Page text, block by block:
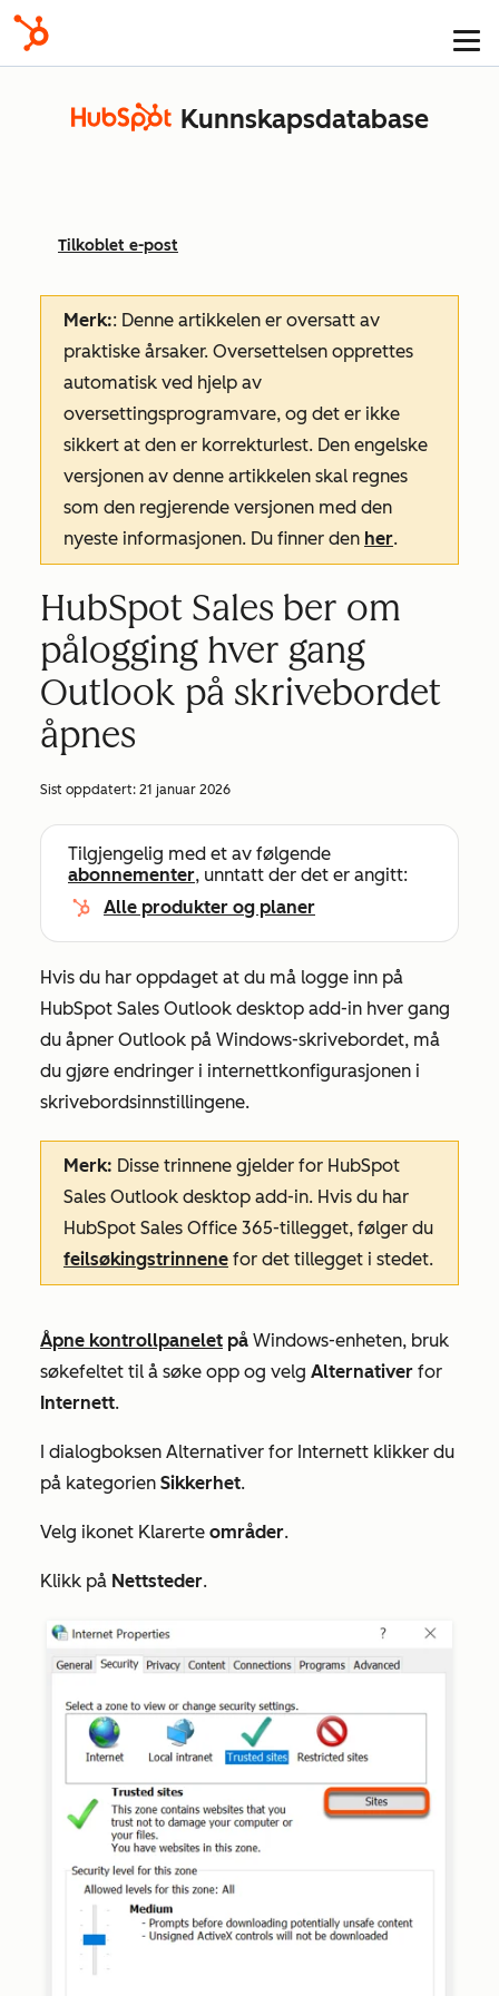
Kunnskapsdatabase
Tilkoblet e-post
Merk:: Denne artikkelen er oversatt av
praktiske årsaker. Oversettelsen opprettes
automatisk ved hjelp av
oversettingsprogramvare, og det er ikke
sikkert at den er korrekturlest. Den engelske
versjonen av denne artikkelen skal regnes
som den regjerende versjonen med den
nyeste informasjonen. Du finner den her.
HubSpot Sales ber om
pålogging hver gang
Outlook på skrivebordet
åpnes
Sist oppdatert: 21 januar 2026
Tilgjengelig med et av følgende
abonnementer, unntatt der det er angitt:
Alle produkter og planer
Hvis du har oppdaget at du må logge inn på
HubSpot Sales Outlook desktop add-in hver gang
du åpner Outlook på Windows-skrivebordet, må
du gjøre endringer i internettkonfigurasjonen i
skrivebordsinnstillingene.
Merk: Disse trinnene gjelder for HubSpot
Sales Outlook desktop add-in. Hvis du har
HubSpot Sales Office 365-tillegget, følger du
feilsøkingstrinnene for det tillegget i stedet.
Åpne kontrollpanelet på Windows-enheten, bruk
søkefeltet til å søke opp og velg Alternativer for
Internett.
I dialogboksen Alternativer for Internett klikker du
på kategorien Sikkerhet.
Velg ikonet Klarerte områder.
Klikk på Nettsteder.